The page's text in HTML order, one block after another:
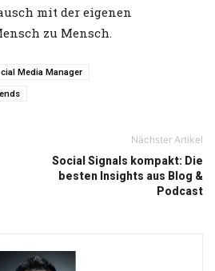
mit der eigenen
zu Mensch.
Media Manager
Nächster Artikel
Social Signals kompakt: Die
besten Insights aus Blog &
Podcast